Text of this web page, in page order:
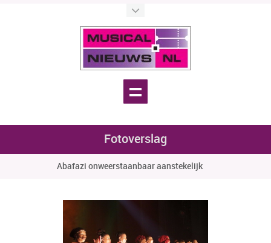
Fotoverslag
Abafazi onweerstaanbaar aanstekelijk